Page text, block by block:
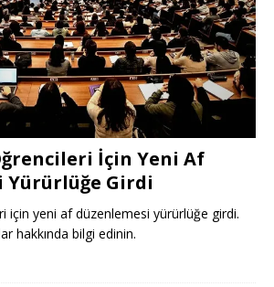
İçin Yeni Af
Yürürlüğe Girdi
için yeni af düzenlemesi yürürlüğe girdi.
hakkında bilgi edinin.